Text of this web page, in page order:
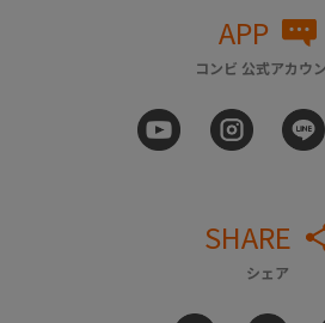
APP
コンビ 公式アカウ
SHARE
シェア